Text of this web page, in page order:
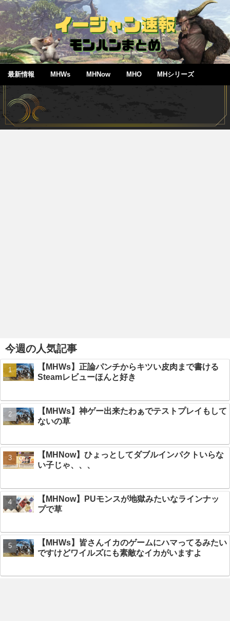
最新情報 MHWs MHNow MHO MHシリーズ
今週の人気記事
【MHWs】正論パンチからキツい皮肉まで書ける
Steamレビューほんと好き
【MHWs】神ゲー出来たわぁでテストプレイもして
ないの草
【MHNow】ひょっとしてダブルインパクトいらな
い子じゃ、、、
【MHNow】PUモンスが地獄みたいなラインナッ
プで草
【MHWs】皆さんイカのゲームにハマってるみたい
ですけどワイルズにも素敵なイカがいますよ